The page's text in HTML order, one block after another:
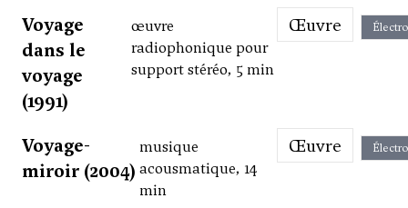
Voyage
dans le
voyage
(1991)
œuvre
radiophonique pour
support stéréo, 5 min
Œuvre
Voyage-
miroir (2004)
musique
acousmatique, 14
min
Œuvre